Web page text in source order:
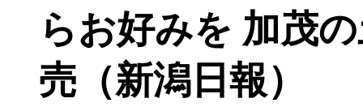
らお好みを 加茂
売（新潟日報）